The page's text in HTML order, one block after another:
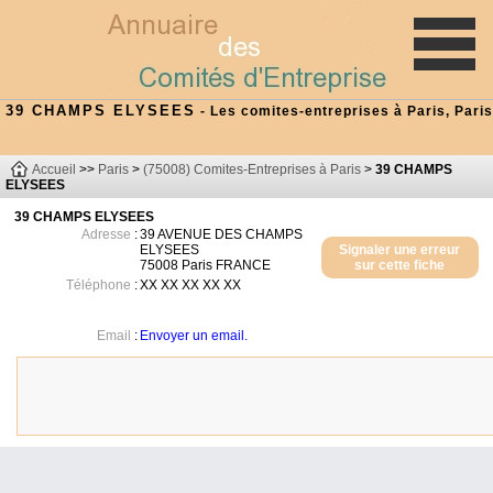
39 CHAMPS ELYSEES - Les comites-entreprises à Paris, Paris
Accueil >> Paris > (75008) Comites-Entreprises à Paris > 39 CHAMPS
ELYSEES
39 CHAMPS ELYSEES
Signaler une erreur
sur cette fiche
Adresse :39 AVENUE DES CHAMPS
ELYSEES
75008 Paris FRANCE
Téléphone :XX XX XX XX XX
Email : Envoyer un email.